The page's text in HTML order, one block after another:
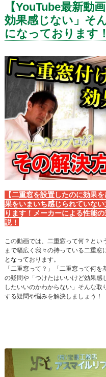
【YouTube最新動
効果感じない」そ
になっております！
【二重窓を設置したのに効果
果をいまいち感じられていな
ります！メーカーによる性能
説！
この動画では、二重窓って何？と
まで幅広く我々の持っている二重
となっております。
「二重窓って？」「二重窓って何
の疑問や「つけたはいいけど効果感
したいいのかわからない」そんな
する疑問や悩みを解決しましょう！